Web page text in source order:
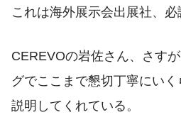
これは海外展示会出展社、必
CEREVOの岩佐さん、さす
グでここまで懇切丁寧にい
説明してくれている。